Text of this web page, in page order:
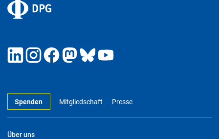
Spenden Mitgliedschaft Presse
Über uns